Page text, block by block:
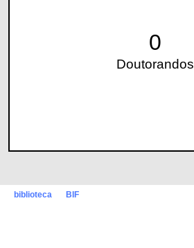
0
Doutorandos
biblioteca BIF